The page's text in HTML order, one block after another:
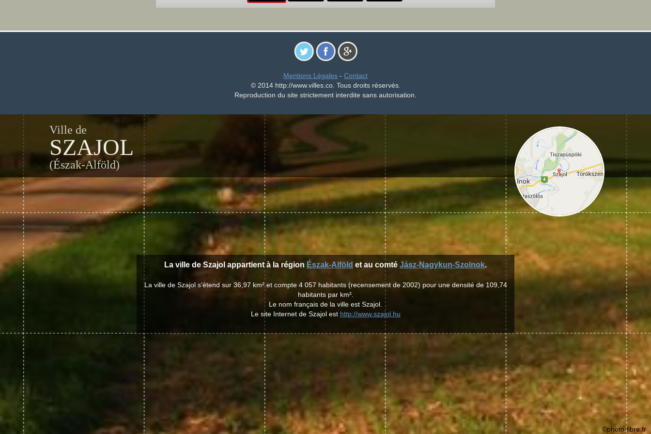
Mentions Légales - Contact
© 2014 http://www.villes.co. Tous droits réservés.
Reproduction du site strictement interdite sans autorisation.
Ville de
SZAJOL
(Észak-Alföld)
La ville de Szajol appartient à la région Észak-Alföld et au comté Jász-Nagykun-Szolnok.
La ville de Szajol s'étend sur 36,97 km² et compte 4 057 habitants (recensement de 2002) pour une densité de 109,74
habitants par km².
Le nom français de la ville est Szajol.
Le site Internet de Szajol est http://www.szajol.hu
©photo-libre.fr